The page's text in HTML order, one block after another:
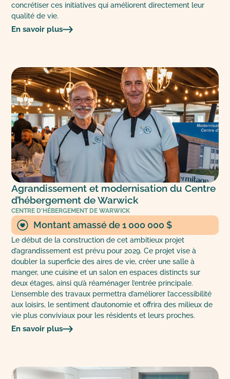
concrétiser ces initiatives qui améliorent directement leur
qualité de vie.
En savoir plus
Agrandissement et modernisation du Centre
d’hébergement de Warwick
CENTRE D'HÉBERGEMENT DE WARWICK
Montant amassé de 1 000 000 $
Le début de la construction de cet ambitieux projet
d’agrandissement est prévu pour 2029. Ce projet vise à
doubler la superficie des aires de vie, créer une salle à
manger, une cuisine et un salon en espaces distincts sur
deux étages, ainsi qu’à réaménager l’entrée principale.
L’ensemble des travaux permettra d’améliorer l’accessibilité
aux loisirs, le sentiment d’autonomie et offrira des milieux de
vie plus conviviaux pour les résidents et leurs proches.
En savoir plus